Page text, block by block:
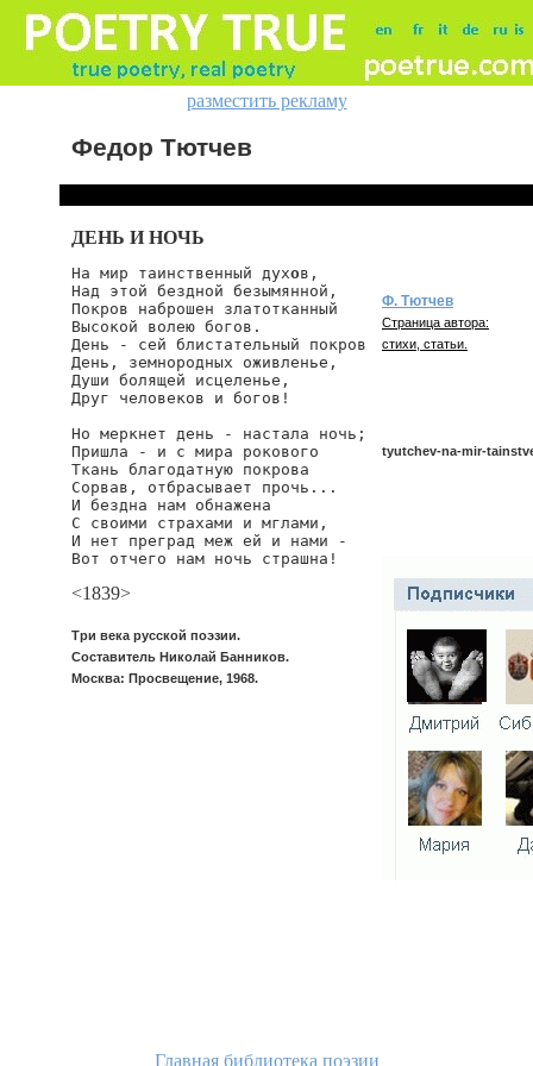
разместить рекламу
Федор Тютчев
ДЕНЬ И НОЧЬ
На мир таинственный духов,
Над этой бездной безымянной,
Покров наброшен златотканный
Высокой волею богов.
День - сей блистательный покров
День, земнородных оживленье,
Души болящей исцеленье,
Друг человеков и богов!
Но меркнет день - настала ночь;
Пришла - и с мира рокового
Ткань благодатную покрова
Сорвав, отбрасывает прочь...
И бездна нам обнажена
С своими страхами и мглами,
И нет преград меж ей и нами -
Вот отчего нам ночь страшна!
<1839>
Три века русской поэзии.
Составитель Николай Банников.
Москва: Просвещение, 1968.
Ф. Тютчев
Страница автора:
стихи, статьи.
tyutchev-na-mir-
Главная библиотека поэзии